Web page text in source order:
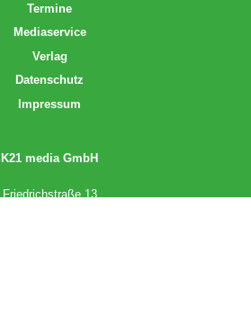
Termine
Mediaservice
Verlag
Datenschutz
Impressum
K21 media GmbH
Friedrichstraße 13